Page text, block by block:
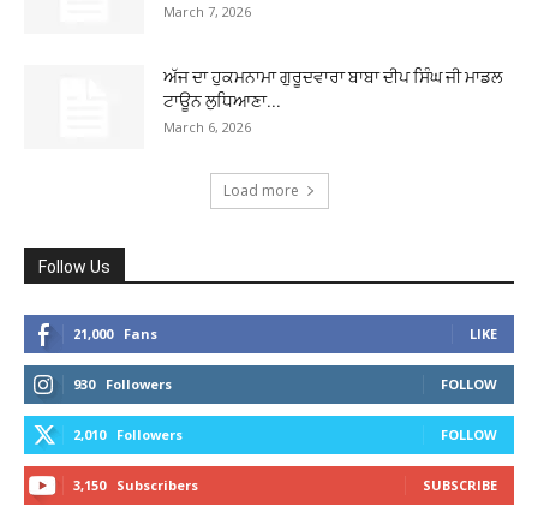
March 7, 2026
ਅੱਜ ਦਾ ਹੁਕਮਨਾਮਾ ਗੁਰੂਦਵਾਰਾ ਬਾਬਾ ਦੀਪ ਸਿੰਘ ਜੀ ਮਾਡਲ
ਟਾਊਨ ਲੁਧਿਆਣਾ...
March 6, 2026
Load more
Follow Us
21,000 Fans LIKE
930 Followers FOLLOW
2,010 Followers FOLLOW
3,150 Subscribers SUBSCRIBE